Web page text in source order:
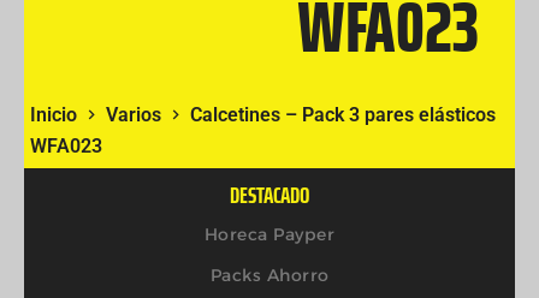
WFA023
Inicio Varios
Calcetines – Pack 3 pares elásticos
WFA023
DESTACADO
Horeca Payper
Packs Ahorro